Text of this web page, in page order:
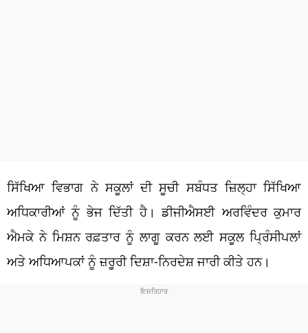
ਸਿੱਖਿਆ ਵਿਭਾਗ ਨੇ ਸਕੂਲਾਂ ਦੀ ਸੂਚੀ ਸਬੰਧਤ ਜ਼ਿਲ੍ਹਾ ਸਿੱਖਿਆ
ਅਧਿਕਾਰੀਆਂ ਨੂੰ ਭੇਜ ਦਿੱਤੀ ਹੈ। ਡੀਜੀਐਸਈ ਅਰਵਿੰਦਰ ਕੁਮਾਰ
ਐਮਕੇ ਨੇ ਮਿਸ਼ਨ ਰਫ਼ਤਾਰ ਨੂੰ ਲਾਗੂ ਕਰਨ ਲਈ ਸਕੂਲ ਪ੍ਰਿੰਸੀਪਲਾਂ
ਅਤੇ ਅਧਿਆਪਕਾਂ ਨੂੰ ਜ਼ਰੂਰੀ ਦਿਸ਼ਾ-ਨਿਰਦੇਸ਼ ਜਾਰੀ ਕੀਤੇ ਹਨ।